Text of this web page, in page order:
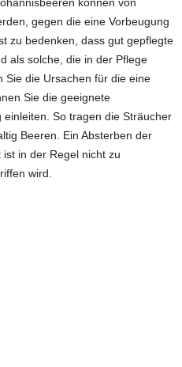
können von
gegen die eine Vorbeugung
zu bedenken, dass gut gepflegte
als solche, die in der Pflege
Sie die Ursachen für die eine
Sie die geeignete
So tragen die Sträucher
Beeren. Ein Absterben der
in der Regel nicht zu
wird.